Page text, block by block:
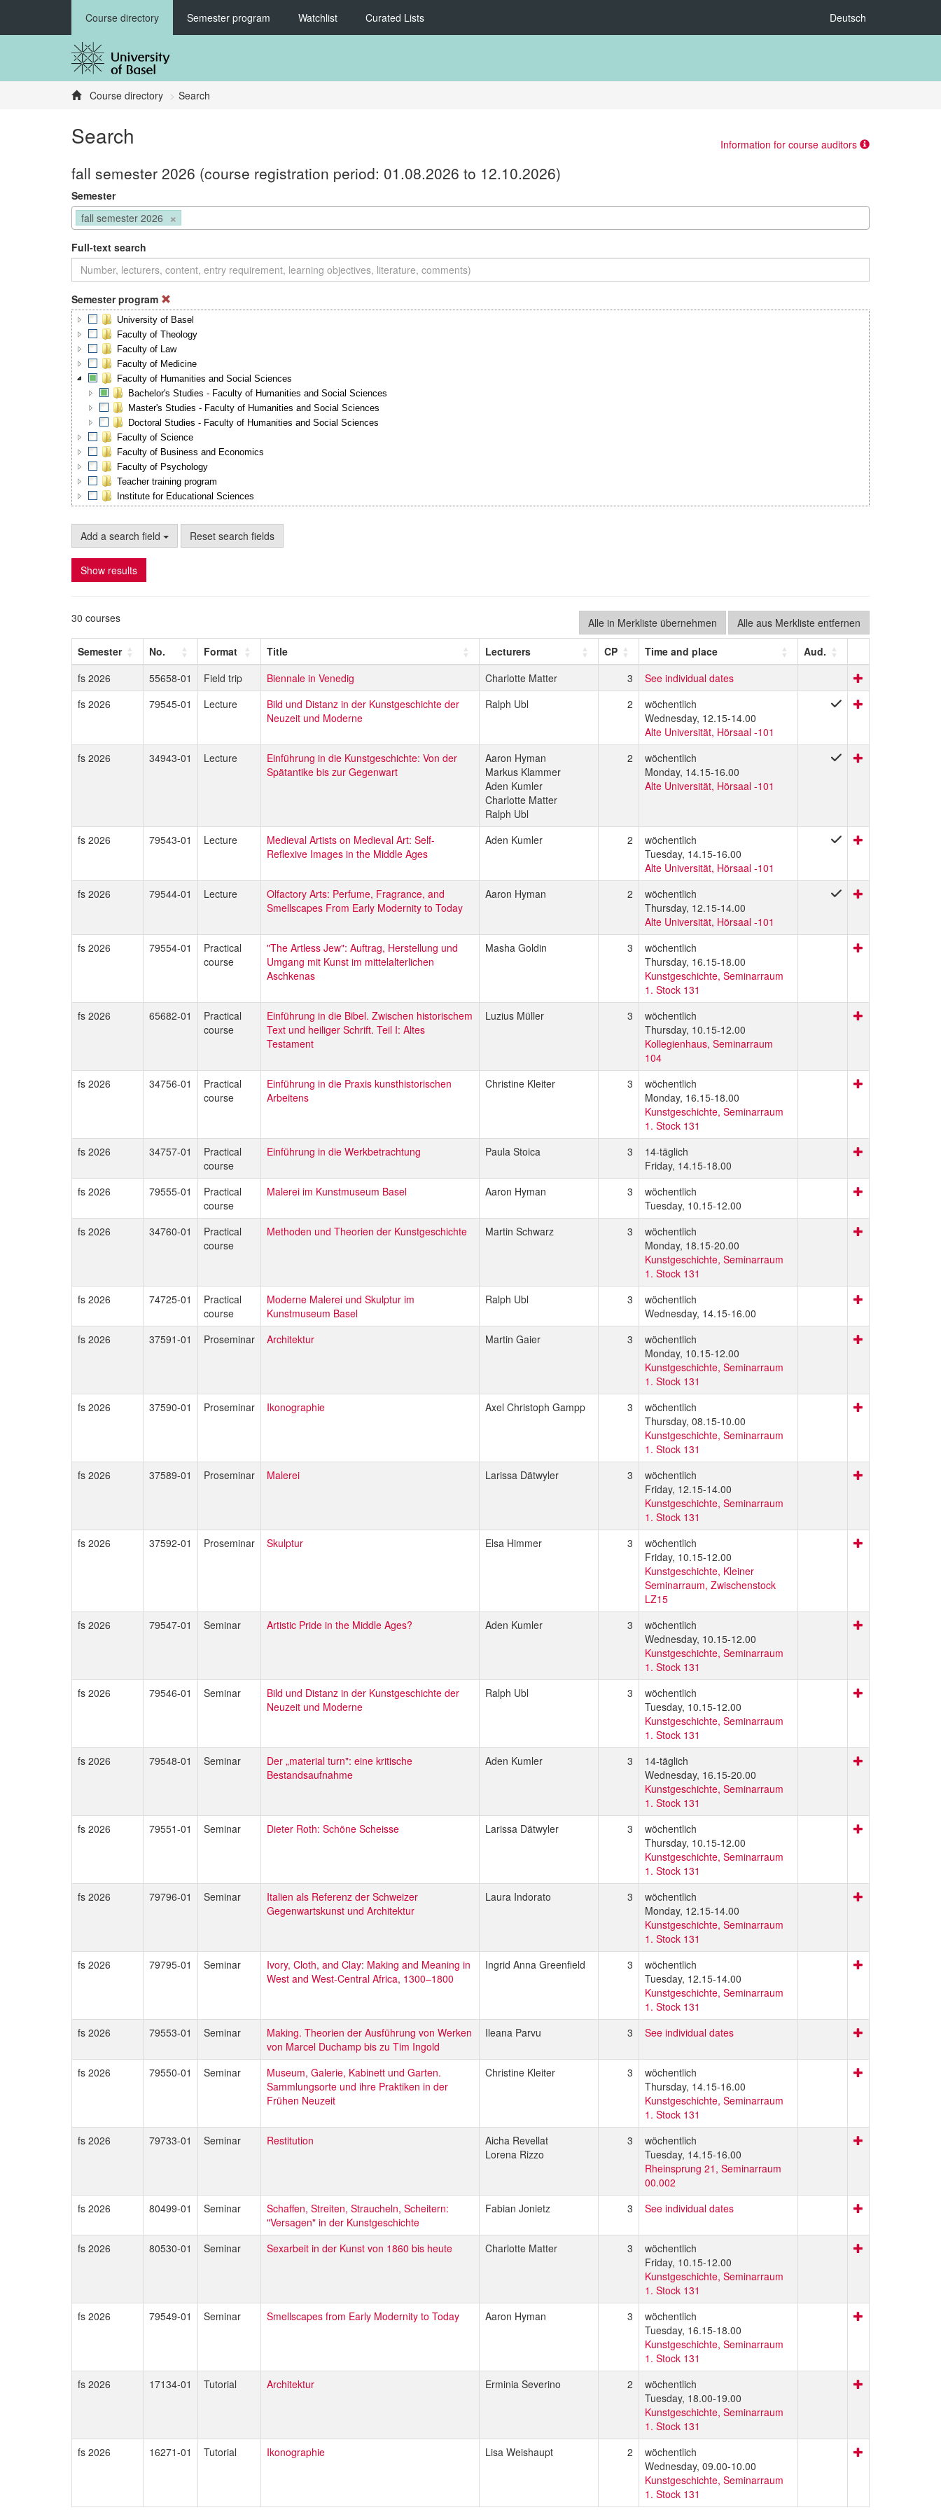
Course directory Semester program Watchlist Curated Lists Deutsch
Course directory Search
Search Information for course auditors
fall semester 2026 (course registration period: 01.08.2026 to 12.10.2026)
Semester
×
fall semester 2026
Full-text search
Semester program
University of Basel
Faculty of Theology
Faculty of Law
Faculty of Medicine
Faculty of Humanities and Social Sciences
Bachelor's Studies - Faculty of Humanities and Social Sciences
Master's Studies - Faculty of Humanities and Social Sciences
Doctoral Studies - Faculty of Humanities and Social Sciences
Faculty of Science
Faculty of Business and Economics
Faculty of Psychology
Teacher training program
Institute for Educational Sciences
Add a search field Reset search fields
Show results
Alle aus Merkliste entfernen
Alle in Merkliste übernehmen
30 courses
Semester No. Format Title Lecturers CP Time and place
Aud.
fs 2026
55658-01 Field trip Biennale in Venedig Charlotte Matter 3
See individual dates
fs 2026
79545-01 Lecture
Bild und Distanz in der Kunstgeschichte der
Neuzeit und Moderne
Ralph Ubl 2
wöchentlich
Wednesday, 12.15-14.00
Alte Universität, Hörsaal -101
fs 2026
34943-01 Lecture
Einführung in die Kunstgeschichte: Von der
Spätantike bis zur Gegenwart
Aaron Hyman
Markus Klammer
Aden Kumler
Charlotte Matter
Ralph Ubl
2
wöchentlich
Monday, 14.15-16.00
Alte Universität, Hörsaal -101
fs 2026 79543-01 Lecture
Medieval Artists on Medieval Art: Self-
Reflexive Images in the Middle Ages
Aden Kumler 2
wöchentlich
Tuesday, 14.15-16.00
Alte Universität, Hörsaal -101
fs 2026
79544-01 Lecture
Olfactory Arts: Perfume, Fragrance, and
Smellscapes From Early Modernity to Today
Aaron Hyman 2
wöchentlich
Thursday, 12.15-14.00
Alte Universität, Hörsaal -101
fs 2026
79554-01
Practical
course
"The Artless Jew": Auftrag, Herstellung und
Umgang mit Kunst im mittelalterlichen
Aschkenas
Masha Goldin 3
wöchentlich
Thursday, 16.15-18.00
Kunstgeschichte, Seminarraum
1. Stock 131
fs 2026
65682-01
Practical
course
Einführung in die Bibel. Zwischen historischem
Text und heiliger Schrift. Teil I: Altes
Testament
Luzius Müller 3
wöchentlich
Thursday, 10.15-12.00
Kollegienhaus, Seminarraum
104
fs 2026
34756-01
Practical
course
Einführung in die Praxis kunsthistorischen
Arbeitens
Christine Kleiter 3
wöchentlich
Monday, 16.15-18.00
Kunstgeschichte, Seminarraum
1. Stock 131
fs 2026
34757-01
Practical
course
Einführung in die Werkbetrachtung Paula Stoica 3
14-täglich
Friday, 14.15-18.00
fs 2026
79555-01
Practical
course
Malerei im Kunstmuseum Basel Aaron Hyman 3
wöchentlich
Tuesday, 10.15-12.00
fs 2026
34760-01
Practical
course
Methoden und Theorien der Kunstgeschichte Martin Schwarz 3
wöchentlich
Monday, 18.15-20.00
Kunstgeschichte, Seminarraum
1. Stock 131
fs 2026
74725-01
Practical
course
Moderne Malerei und Skulptur im
Kunstmuseum Basel
Ralph Ubl 3
wöchentlich
Wednesday, 14.15-16.00
fs 2026
37591-01 Proseminar Architektur Martin Gaier 3
wöchentlich
Monday, 10.15-12.00
Kunstgeschichte, Seminarraum
1. Stock 131
fs 2026
37590-01 Proseminar Ikonographie Axel Christoph Gampp 3
wöchentlich
Thursday, 08.15-10.00
Kunstgeschichte, Seminarraum
1. Stock 131
fs 2026
37589-01 Proseminar Malerei Larissa Dätwyler 3
wöchentlich
Friday, 12.15-14.00
Kunstgeschichte, Seminarraum
1. Stock 131
fs 2026
37592-01 Proseminar Skulptur Elsa Himmer 3
wöchentlich
Friday, 10.15-12.00
Kunstgeschichte, Kleiner
Seminarraum, Zwischenstock
LZ15
fs 2026
79547-01 Seminar Artistic Pride in the Middle Ages? Aden Kumler 3
wöchentlich
Wednesday, 10.15-12.00
Kunstgeschichte, Seminarraum
1. Stock 131
fs 2026
79546-01 Seminar
Bild und Distanz in der Kunstgeschichte der
Neuzeit und Moderne
Ralph Ubl 3
wöchentlich
Tuesday, 10.15-12.00
Kunstgeschichte, Seminarraum
1. Stock 131
fs 2026
79548-01 Seminar
Der „material turn": eine kritische
Bestandsaufnahme
Aden Kumler 3
14-täglich
Wednesday, 16.15-20.00
Kunstgeschichte, Seminarraum
1. Stock 131
fs 2026
79551-01 Seminar Dieter Roth: Schöne Scheisse Larissa Dätwyler 3
wöchentlich
Thursday, 10.15-12.00
Kunstgeschichte, Seminarraum
1. Stock 131
fs 2026
79796-01 Seminar
Italien als Referenz der Schweizer
Gegenwartskunst und Architektur
Laura Indorato 3
wöchentlich
Monday, 12.15-14.00
Kunstgeschichte, Seminarraum
1. Stock 131
fs 2026
79795-01 Seminar
Ivory, Cloth, and Clay: Making and Meaning in
West and West-Central Africa, 1300–1800
Ingrid Anna Greenfield 3
wöchentlich
Tuesday, 12.15-14.00
Kunstgeschichte, Seminarraum
1. Stock 131
fs 2026
79553-01 Seminar
Making. Theorien der Ausführung von Werken
von Marcel Duchamp bis zu Tim Ingold
Ileana Parvu 3 See individual dates
fs 2026 79550-01 Seminar
Museum, Galerie, Kabinett und Garten.
Sammlungsorte und ihre Praktiken in der
Frühen Neuzeit
Christine Kleiter 3
wöchentlich
Thursday, 14.15-16.00
Kunstgeschichte, Seminarraum
1. Stock 131
fs 2026
79733-01 Seminar Restitution
Aicha Revellat
Lorena Rizzo
3
wöchentlich
Tuesday, 14.15-16.00
Rheinsprung 21, Seminarraum
00.002
fs 2026
80499-01 Seminar
Schaffen, Streiten, Straucheln, Scheitern:
"Versagen" in der Kunstgeschichte
Fabian Jonietz 3 See individual dates
fs 2026 80530-01 Seminar Sexarbeit in der Kunst von 1860 bis heute Charlotte Matter 3
wöchentlich
Friday, 10.15-12.00
Kunstgeschichte, Seminarraum
1. Stock 131
fs 2026
79549-01 Seminar Smellscapes from Early Modernity to Today Aaron Hyman 3
wöchentlich
Tuesday, 16.15-18.00
Kunstgeschichte, Seminarraum
1. Stock 131
fs 2026
17134-01 Tutorial Architektur Erminia Severino 2
wöchentlich
Tuesday, 18.00-19.00
Kunstgeschichte, Seminarraum
1. Stock 131
fs 2026
16271-01 Tutorial Ikonographie Lisa Weishaupt 2
wöchentlich
Wednesday, 09.00-10.00
Kunstgeschichte, Seminarraum
1. Stock 131